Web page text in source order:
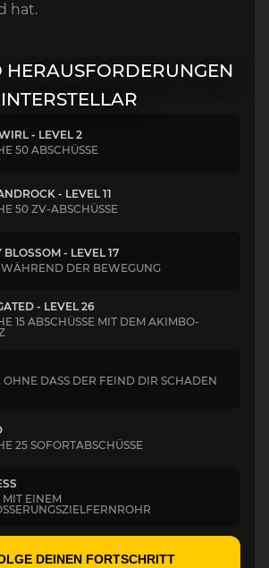
hat.
HERAUSFORDERUNGEN
INTERSTELLAR
- LEVEL 2
50 ABSCHÜSSE
- LEVEL 11
50 ZV-ABSCHÜSSE
BLOSSOM - LEVEL 17
WÄHREND DER BEWEGUNG
- LEVEL 26
15 ABSCHÜSSE MIT DEM AKIMBO-
OHNE DASS DER FEIND DIR SCHADEN
25 SOFORTABSCHÜSSE
MIT EINEM
DEINEN FORTSCHRITT